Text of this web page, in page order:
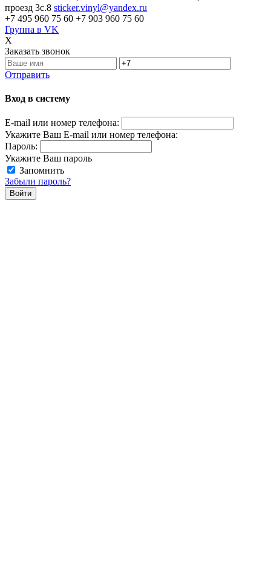
проезд 3с.8 sticker.vinyl@yandex.ru
+7 495 960 75 60 +7 903 960 75 60
Группа в VK
X
Заказать звонок
Отправить
Вход в систему
E-mail или номер телефона:
Укажите Ваш E-mail или номер телефона:
Пароль:
Укажите Ваш пароль
Запомнить
Забыли пароль?